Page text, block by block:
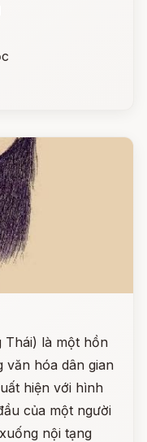
Thái) là một hồn
văn hóa dân gian
hiện với hình
của một người
nội tạng